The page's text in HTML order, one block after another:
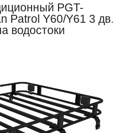
PGT-
Patrol Y60/Y61 3 дв.
водостоки